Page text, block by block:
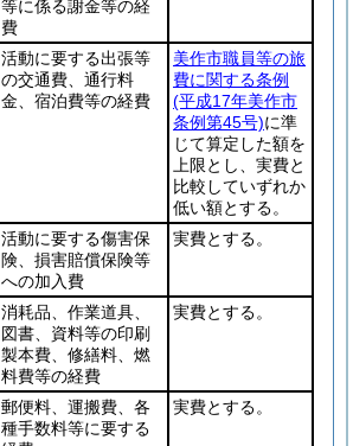
等に係る謝金等の経
費
活動に要する出張等
の交通費、通行料
金、宿泊費等の経費
美作市職員等の旅
費に関する条例
(平成17年美作市
条例第45号)に準
じて算定した額を
上限とし、実費と
比較していずれか
低い額とする。
活動に要する傷害保
険、損害賠償保険等
への加入費
実費とする。
消耗品、作業道具、
図書、資料等の印刷
製本費、修繕料、燃
料費等の経費
実費とする。
郵便料、運搬費、各
種手数料等に要する
実費とする。